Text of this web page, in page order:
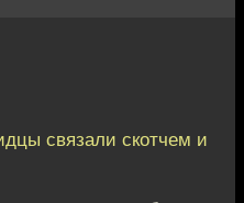
связали скотчем и